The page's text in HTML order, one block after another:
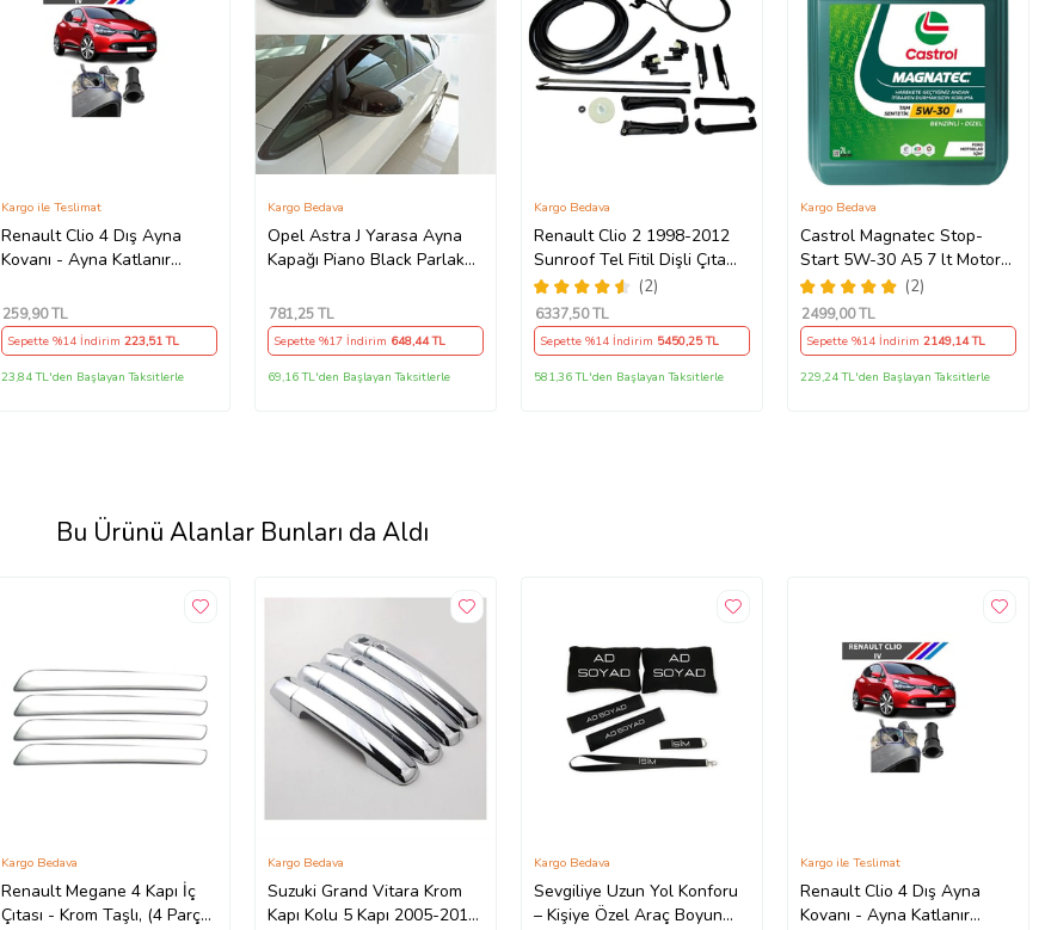
Renault Clio 4 Dış Ayna
Kovanı - Ayna Katlanır
490307706 M3625
Kargo ile Teslimat
259,90 TL
Sepette %14 İndirim 223,51 TL
23,84 TL'den Başlayan Taksitlerle
Opel Astra J Yarasa Ayna
Kapağı Piano Black Parlak
Kargo Bedava
781,25 TL
Sepette %17 İndirim 648,44 TL
69,16 TL'den Başlayan Taksitlerle
Renault Clio 2 1998-2012
Sunroof Tel Fitil Dişli Çıta
Ayak Seti
(2)
Kargo Bedava
6337,50 TL
Sepette %14 İndirim 5450,25 TL
581,36 TL'den Başlayan Taksitlerle
Castrol Magnatec Stop-
Start 5W-30 A5 7 lt Motor
Yağı Ü.T 2024 (2)
Kargo Bedava
2499,00 TL
Sepette %14 İndirim2149,14 TL
229,24 TL'den Başlayan Taksitlerle
Bu Ürünü Alanlar Bunları da Aldı
Renault Megane 4 Kapı İç
Çıtası - Krom Taşlı, (4 Parça)
Kargo Bedava
Suzuki Grand Vitara Krom
Kapı Kolu 5 Kapı 2005-2017
Kargo Bedava
Sevgiliye Uzun Yol Konforu
– Kişiye Özel Araç Boyun
Kargo Bedava
Renault Clio 4 Dış Ayna
Kovanı - Ayna Katlanır
Kargo ile Teslimat